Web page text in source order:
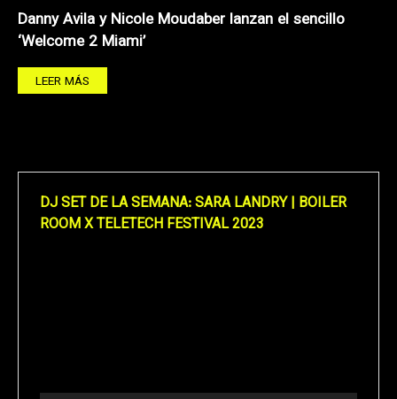
Danny Avila y Nicole Moudaber lanzan el sencillo
‘Welcome 2 Miami’
LEER MÁS
DJ SET DE LA SEMANA: SARA LANDRY | BOILER
ROOM X TELETECH FESTIVAL 2023